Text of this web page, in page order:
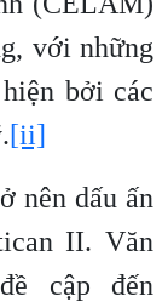
với những
bởi các
[ii]
nên dấu ấn
II. Văn
cập đến